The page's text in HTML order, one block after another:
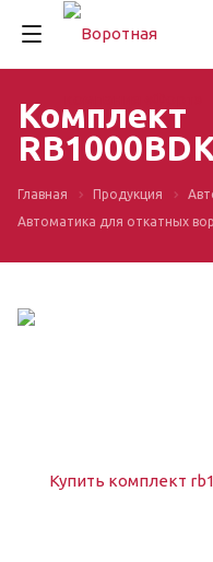
Комплект
Главная Продукция
Автоматика для откатных